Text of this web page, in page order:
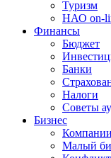
Туризм
НАО on-
Финансы
Бюджет
Банки
Налоги
Советы
Бизнес
Компании
Малый